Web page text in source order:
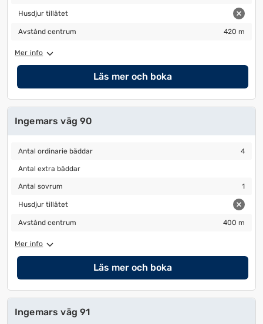
Husdjur tillåtet
Husdjur tillåtet
Avstånd centrum
Avstånd centrum 420 m
Mer info
Läs mer och boka
Ingemars väg 90
Antal ordinarie bäddar
Antal ordinarie bäddar 4
Antal extra bäddar
Antal extra bäddar
Antal sovrum
Antal sovrum 1
Husdjur tillåtet
Husdjur tillåtet
Avstånd centrum
Avstånd centrum 400 m
Mer info
Läs mer och boka
Ingemars väg 91